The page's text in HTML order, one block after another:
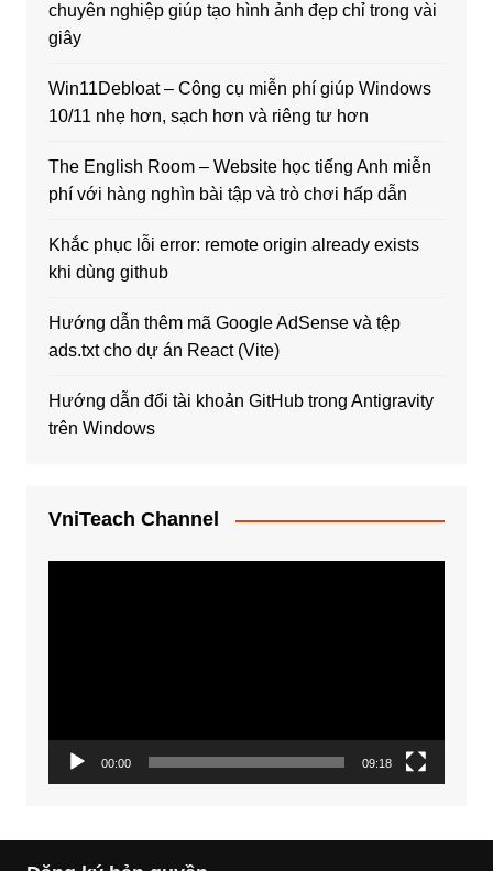
chuyên nghiệp giúp tạo hình ảnh đẹp chỉ trong vài
giây
Win11Debloat – Công cụ miễn phí giúp Windows
10/11 nhẹ hơn, sạch hơn và riêng tư hơn
The English Room – Website học tiếng Anh miễn
phí với hàng nghìn bài tập và trò chơi hấp dẫn
Khắc phục lỗi error: remote origin already exists
khi dùng github
Hướng dẫn thêm mã Google AdSense và tệp
ads.txt cho dự án React (Vite)
Hướng dẫn đổi tài khoản GitHub trong Antigravity
trên Windows
VniTeach Channel
00:00 09:18